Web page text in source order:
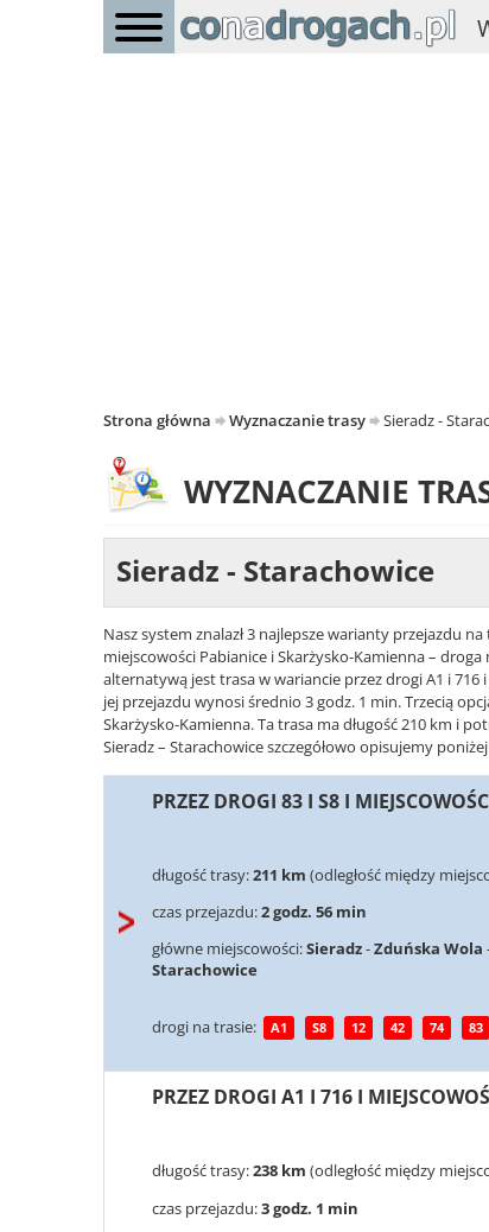
Strona główna Wyznaczanie trasy Sieradz -
WYZNACZANIE
Sieradz - Starachowice
Nasz system znalazł 3 najlepsze warianty przejazdu
miejscowości Pabianice i Skarżysko-Kamienna –
alternatywą jest trasa w wariancie przez drogi A1 i 716
jej przejazdu wynosi średnio 3 godz. 1 min. Trzecią
Skarżysko-Kamienna. Ta trasa ma długość 210 km i
Sieradz – Starachowice szczegółowo opisujemy
PRZEZ DROGI 83 I S8 I
długość trasy:211 km (odległość między
czas przejazdu:2 godz. 56 min
główne miejscowości:Sieradz-Zduńska Wola
Starachowice
drogi na trasie: A1 S8 12 42 74 83
PRZEZ DROGI A1 I 716 I
długość trasy:238 km (odległość między
czas przejazdu:3 godz. 1 min